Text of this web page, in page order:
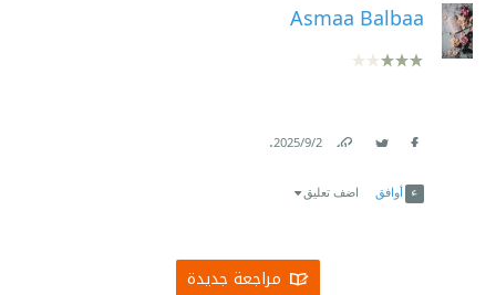
Asmaa Balbaa
2‏/9‏/2025
.
أوافق اضف تعليق
مراجعة جديدة